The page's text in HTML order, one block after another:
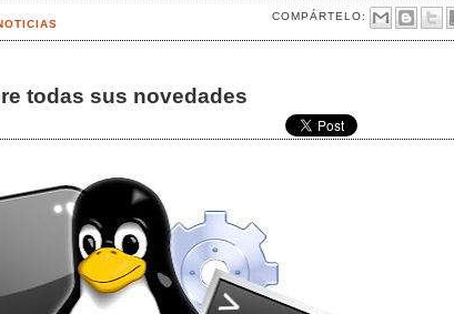
COMPÁRTELO:
todas sus novedades